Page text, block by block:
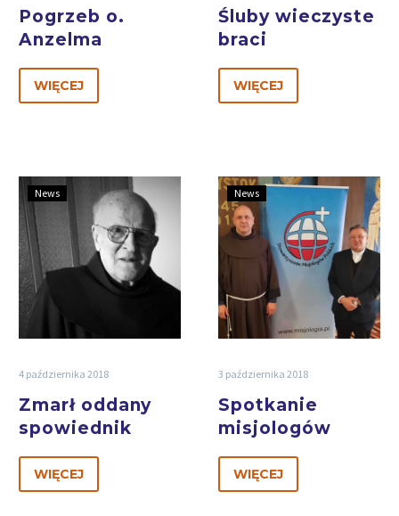
Pogrzeb o.
Anzelma
WIĘCEJ
Śluby wieczyste
braci
WIĘCEJ
News
4 października 2018
Zmarł oddany
spowiednik
WIĘCEJ
News
3 października 2018
Spotkanie
misjologów
WIĘCEJ